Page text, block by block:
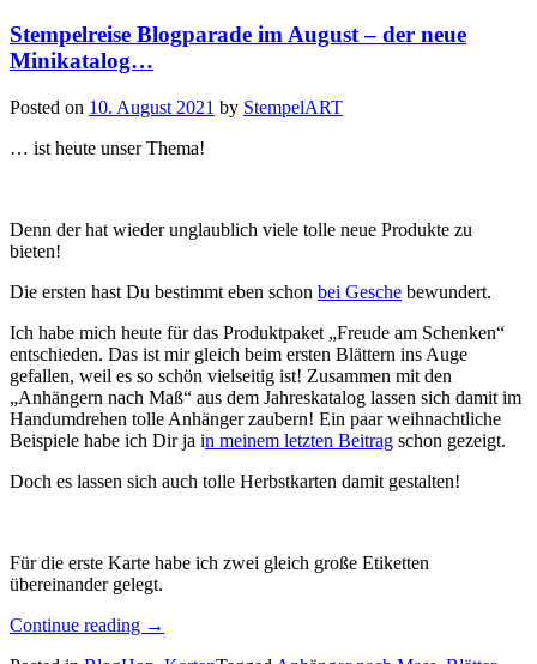
Stempelreise Blogparade im August – der neue
Minikatalog…
Posted on 10. August 2021 by StempelART
… ist heute unser Thema!
Denn der hat wieder unglaublich viele tolle neue Produkte zu
bieten!
Die ersten hast Du bestimmt eben schon bei Gesche bewundert.
Ich habe mich heute für das Produktpaket „Freude am Schenken“
entschieden. Das ist mir gleich beim ersten Blättern ins Auge
gefallen, weil es so schön vielseitig ist! Zusammen mit den
„Anhängern nach Maß“ aus dem Jahreskatalog lassen sich damit im
Handumdrehen tolle Anhänger zaubern! Ein paar weihnachtliche
Beispiele habe ich Dir ja in meinem letzten Beitrag schon gezeigt.
Doch es lassen sich auch tolle Herbstkarten damit gestalten!
Für die erste Karte habe ich zwei gleich große Etiketten
übereinander gelegt.
Continue reading „Stempelreise
→